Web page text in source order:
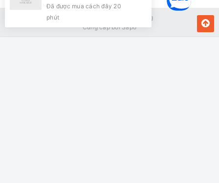
Bản quyền thuộc về Kiến Vàng
Cung cấp bởiSapo
Đã được mua cách đây 20
phút